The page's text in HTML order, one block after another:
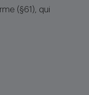
(§61), qui